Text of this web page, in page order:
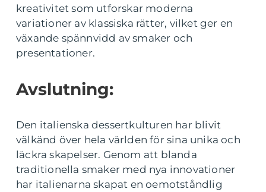
kreativitet som utforskar moderna
variationer av klassiska rätter, vilket ger en
växande spännvidd av smaker och
presentationer.
Avslutning:
Den italienska dessertkulturen har blivit
välkänd över hela världen för sina unika och
läckra skapelser. Genom att blanda
traditionella smaker med nya innovationer
har italienarna skapat en oemotståndlig